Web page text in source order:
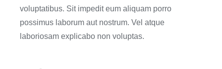
voluptatibus. Sit impedit eum aliquam porro
possimus laborum aut nostrum. Vel atque
laboriosam explicabo non voluptas.